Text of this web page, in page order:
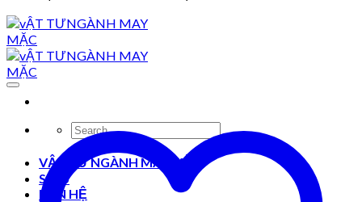
Search
for:
VẬT TƯ NGÀNH MAY MẶC
Shop
LIÊN HỆ